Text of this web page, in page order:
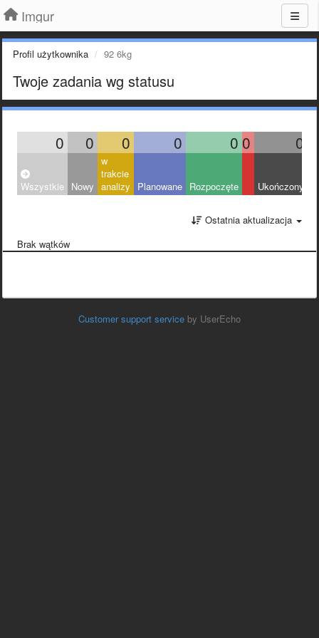
Imgur
Profil użytkownika 92 6kg
Twoje zadania wg statusu
0 0 0 0 0 0 0
Wszystkie Nowy
w
trakcie
analizy
Planowane Rozpoczęte Ukończony
Ostatnia aktualizacja
Brak wątków
Customer support service by UserEcho